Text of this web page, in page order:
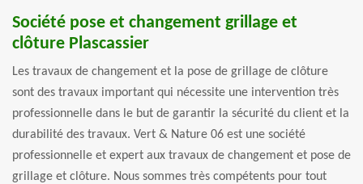
Société pose et changement grillage et
clôture Plascassier
Les travaux de changement et la pose de grillage de clôture
sont des travaux important qui nécessite une intervention très
professionnelle dans le but de garantir la sécurité du client et la
durabilité des travaux. Vert & Nature 06 est une société
professionnelle et expert aux travaux de changement et pose de
grillage et clôture. Nous sommes très compétents pour tout